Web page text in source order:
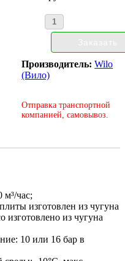
Производитель:Wilo
(Вило)
Отправка транспортной
компанией, самовывоз.
м³/час;
изготовлен из чугуна
изготовлено из чугуна
10 или 16 бар в